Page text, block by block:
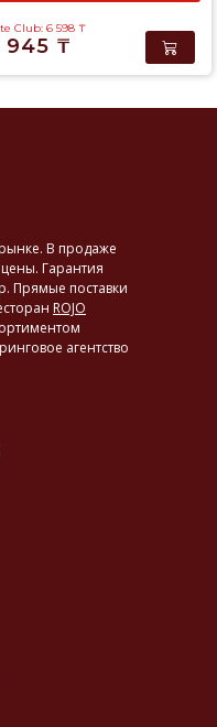
Club: 6 598 ₸
945 ₸
В продаже
Гарантия
Прямые поставки
ROJO
агентство